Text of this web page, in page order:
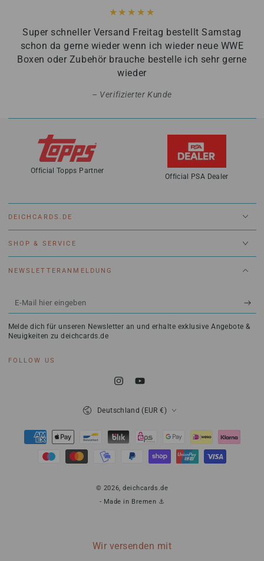
Super schneller Versand Freitag bestellt Samstag
schon da gerne wieder wenn ich wieder neue WWE
Boxen oder Zubehör brauche bestelle ich sehr gerne
wieder
Verifizierter Kunde
Official Topps Partner
Official PSA Dealer
DEICHCARDS.DE
SHOP & SERVICE
NEWSLETTERANMELDUNG
E-
Mail
hier
Melde dich für unseren Newsletter an und erhalte exklusive Angebote &
Neuigkeiten zu deichcards.de
FOLLOW US
InstagramYouTube
© 2026,deichcards.de
- Made in Bremen ⚓
Deutschland (EUR €)
Zahlungsmöglichkeiten
Wir versenden mit